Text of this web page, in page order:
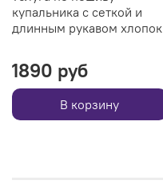
купальника с сеткой и
длинным рукавом хлопок
1890 руб
В корзину